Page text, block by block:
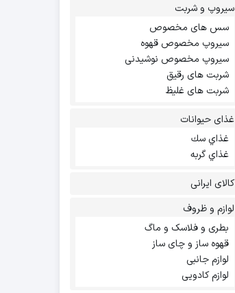
سیروپ و شربت
سس های مخصوص
سیروپ مخصوص قهوه
سیروپ مخصوص نوشیدنی
شربت های رقیق
شربت های غلیظ
غذای حیوانات
غذاي سك
غذاي گربه
کالای ایرانی
لوازم و ظروف
بطری و فلاسک و ماگ
قهوه ساز و چای ساز
لوازم جانبی
لوازم کادویی